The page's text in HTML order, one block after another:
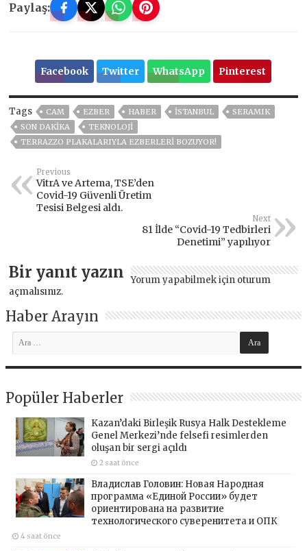
Paylaş:
Facebook Twitter WhatsApp Pinterest
Tags CAM EZBER HABER ISTANBUL
SERAMIK
SON DAKIKA
TEKNOLOJİ
TERRAZZO PLAKALARIYLA EZBERLERİ BOZUYOR!
Previous
VitrA ve Artema, TSE’den
Covid-19 Güvenli Üretim
Tesisi Belgesi aldı.
Next
81 İlde “Covid-19 Tedbirleri
Denetimi” yapılıyor
Bir yanıt yazın Yorum yapabilmek için oturum
açmalısınız.
Haber Arayın
Popüler Haberler
Kazan’daki Birleşik Rusya Halk Destekleme
Genel Merkezi’nde felsefi resimlerden
oluşan bir sergi açıldı
2 saat önce
Владислав Головин: Новая Народная
программа «Единой России» будет
ориентирована на развитие
технологического суверенитета и ОПК
4 saat önce